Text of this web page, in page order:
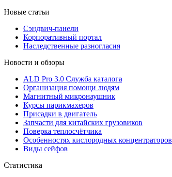
Новые статьи
Сэндвич-панели
Корпоративный портал
Наследственные разногласия
Новости и обзоры
ALD Pro 3.0 Служба каталога
Организация помощи людям
Магнитный микронаушник
Курсы парикмахеров
Присадки в двигатель
Запчасти для китайских грузовиков
Поверка теплосчётчика
Особенностях кислородных концентраторов
Виды сейфов
Статистика